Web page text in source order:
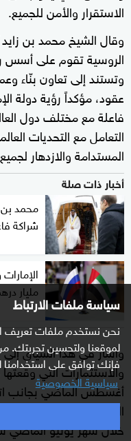
سياسة ملفات الارتباط
نحن نستخدم ملفات تعريف
لموقعنا ولتحسين تجربتك.
فإنك توافق على استخدامنا
سياسية الخصوصية
الاستقرار والأمن للجميع.
وقال الشيخ محمد بن زايد
الروسية تقوم على أسس
وتستند إلى تعاون بنّاء
عقود، مؤكداً رؤية دولة
فاعلة مع مختلف دول
التعامل مع التحديات
المستدامة والازدهار
أخبار ذات صلة
محمد بن
شراكة
مليار
وأشار في هذا السياق إلى
والاستثمارات التي
أغسطس الماضي بجانب
الإمارات والاتحاد
خلال شهر يونيو